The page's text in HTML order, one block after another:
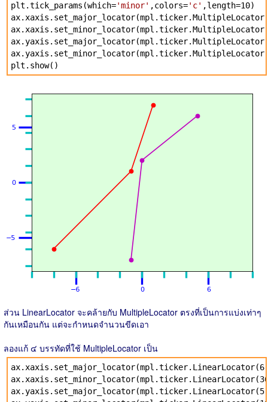
plt.tick_params(which='minor' ,colors='c' ,length=10)
plt.show()
ส่วน LinearLocator จะคล้ายกับ MultipleLocator ตรงที่เป็นการแบ่งเท่าๆ
กันเหมือนกัน แต่จะกำหนดจำนวนขีดเอา
ลองแก้ ๔ บรรทัดที่ใช้ MultipleLocator เป็น